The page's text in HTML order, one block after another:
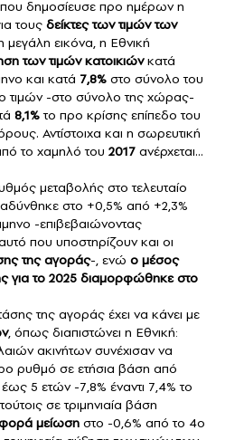
που δημοσίευσε προ ημέρων η
τους δείκτες των τιμών των
μεγάλη εικόνα, η Εθνική
των τιμών κατοικιώνκατά
και κατά 7,8% στο σύνολο του
τιμών -στο σύνολο της χώρας-
8,1%το προ κρίσης επίπεδο του
Αντίστοιχα και η σωρευτική
το χαμηλό του 2017 ανέρχεται…
μεταβολής στο τελευταίο
στο +0,5% από +2,3%
-επιβεβαιώνοντας
που υποστηρίζουν και οι
της αγοράς-, ενώ ο μέσος
για το 2025 διαμορφώθηκε στο
της αγοράς έχει να κάνει με
, όπως διαπιστώνει η Εθνική:
ακινήτων συνέχισαν να
ρυθμό σε ετήσια βάση από
5 ετών -7,8% έναντι 7,4% το
σε τριμηνιαία βάση
μείωση στο -0,6% από το 4ο